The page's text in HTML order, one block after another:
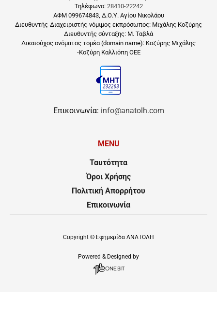
Τηλέφωνο: 28410-22242
ΑΦΜ 099674843, Δ.Ο.Υ. Αγίου Νικολάου
Διευθυντής-Διαχειριστής-νόμιμος εκπρόσωπος: Μιχάλης Κοζύρης
Διευθυντής σύνταξης: Μ. Ταβλά
Δικαιούχος ονόματος τομέα (domain name): Κοζύρης Μιχάλης
-Κοζύρη Καλλιόπη ΟΕΕ
Επικοινωνία: info@anatolh.com
MENU
Ταυτότητα
Όροι Χρήσης
Πολιτική Απορρήτου
Επικοινωνία
Copyright © Εφημερίδα ΑΝΑΤΟΛΗ
Powered & Designed by